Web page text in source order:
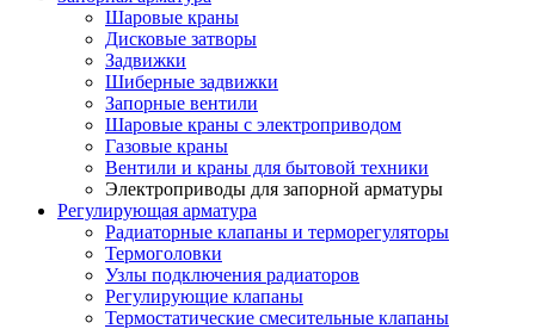
Шаровые краны
Дисковые затворы
Задвижки
Шиберные задвижки
Запорные вентили
Шаровые краны с электроприводом
Газовые краны
Вентили и краны для бытовой техники
Электроприводы для запорной арматуры
Регулирующая арматура
Радиаторные клапаны и терморегуляторы
Термоголовки
Узлы подключения радиаторов
Регулирующие клапаны
Термостатические смесительные клапаны